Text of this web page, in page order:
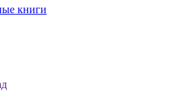
книги